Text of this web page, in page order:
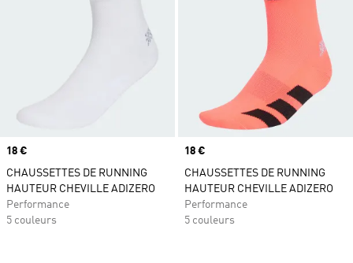
Prix
18 €
CHAUSSETTES DE RUNNING
HAUTEUR CHEVILLE ADIZERO
Performance
5 couleurs
Prix
18 €
CHAUSSETTES DE RUNNING
HAUTEUR CHEVILLE ADIZERO
Performance
5 couleurs